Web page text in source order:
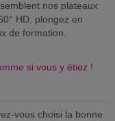
nos plateaux
HD, plongez en
de formation.
si vous y étiez !
vous choisi la bonne